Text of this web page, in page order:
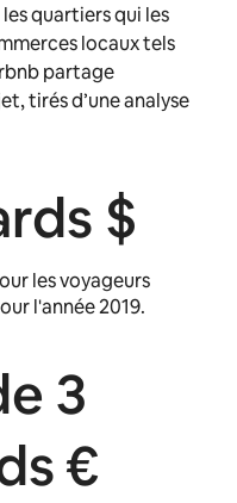
quartiers qui les
locaux tels
partage
tirés d’une analyse
$
les voyageurs
l'année 2019.
3
€